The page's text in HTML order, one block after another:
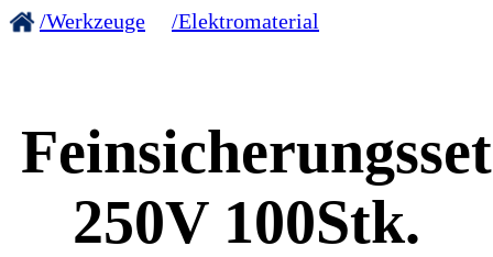
/Werkzeuge /Elektromaterial
Feinsicherungsset
250V 100Stk.